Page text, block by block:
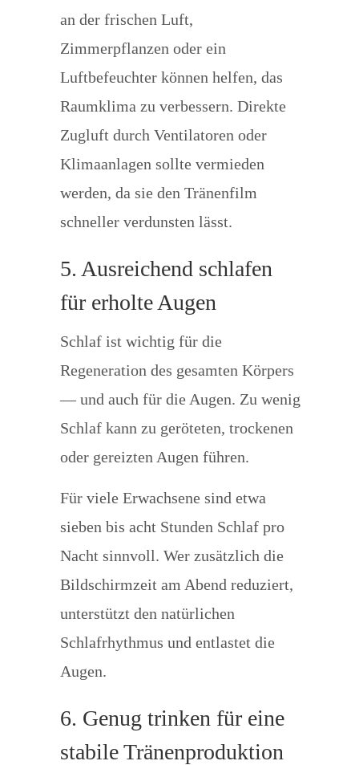
an der frischen Luft,
Zimmerpflanzen oder ein
Luftbefeuchter können helfen, das
Raumklima zu verbessern. Direkte
Zugluft durch Ventilatoren oder
Klimaanlagen sollte vermieden
werden, da sie den Tränenfilm
schneller verdunsten lässt.
5. Ausreichend schlafen
für erholte Augen
Schlaf ist wichtig für die
Regeneration des gesamten Körpers
— und auch für die Augen. Zu wenig
Schlaf kann zu geröteten, trockenen
oder gereizten Augen führen.
Für viele Erwachsene sind etwa
sieben bis acht Stunden Schlaf pro
Nacht sinnvoll. Wer zusätzlich die
Bildschirmzeit am Abend reduziert,
unterstützt den natürlichen
Schlafrhythmus und entlastet die
Augen.
6. Genug trinken für eine
stabile Tränenproduktion